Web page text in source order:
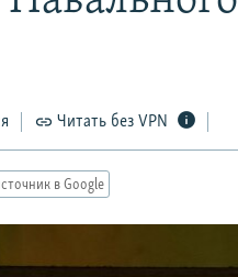
Читать без VPN
в Google